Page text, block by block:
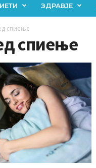
ЗДРАВЈЕ
спиење
спиење